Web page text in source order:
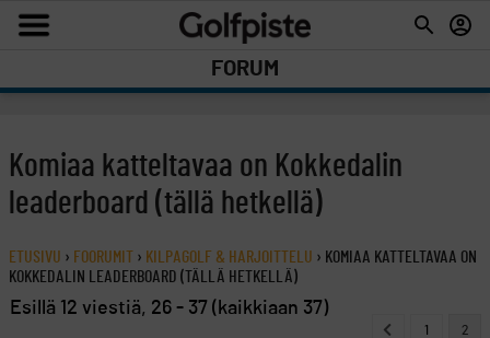
FORUM
Komiaa katteltavaa on Kokkedalin
leaderboard (tällä hetkellä)
ETUSIVU › FOORUMIT › KILPAGOLF & HARJOITTELU › KOMIAA KATTELTAVAA ON
KOKKEDALIN LEADERBOARD (TÄLLÄ HETKELLÄ)
Esillä 12 viestiä, 26 - 37 (kaikkiaan 37)
1 2